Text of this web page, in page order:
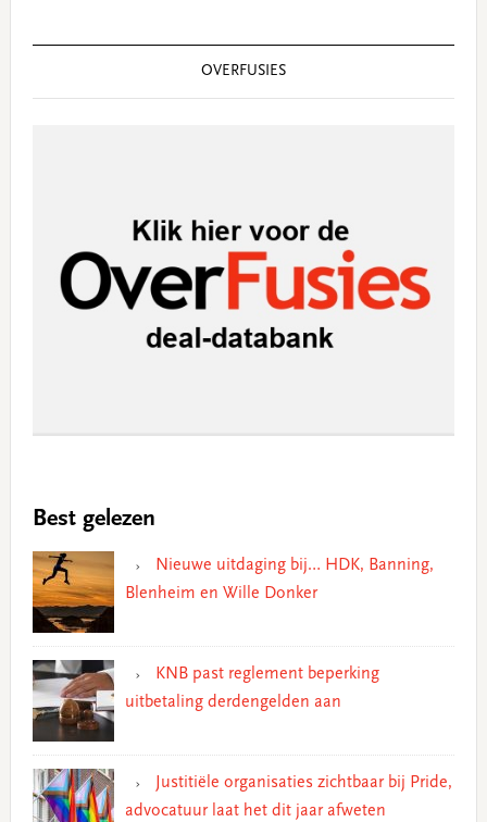
OVERFUSIES
Best gelezen
Nieuwe uitdaging bij… HDK, Banning,
Blenheim en Wille Donker
KNB past reglement beperking
uitbetaling derdengelden aan
Justitiële organisaties zichtbaar bij Pride,
advocatuur laat het dit jaar afweten